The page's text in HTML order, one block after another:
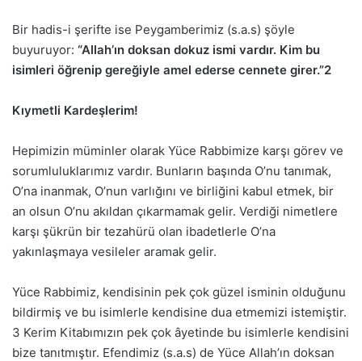
Bir hadis-i şerifte ise Peygamberimiz (s.a.s) şöyle
buyuruyor: “Allah’ın doksan dokuz ismi vardır. Kim bu
isimleri öğrenip gereğiyle amel ederse cennete girer.”2
Kıymetli Kardeşlerim!
Hepimizin müminler olarak Yüce Rabbimize karşı görev ve
sorumluluklarımız vardır. Bunların başında O’nu tanımak,
O’na inanmak, O’nun varlığını ve birliğini kabul etmek, bir
an olsun O’nu akıldan çıkarmamak gelir. Verdiği nimetlere
karşı şükrün bir tezahürü olan ibadetlerle O’na
yakınlaşmaya vesileler aramak gelir.
Yüce Rabbimiz, kendisinin pek çok güzel isminin olduğunu
bildirmiş ve bu isimlerle kendisine dua etmemizi istemiştir.
3 Kerim Kitabımızın pek çok âyetinde bu isimlerle kendisini
bize tanıtmıştır. Efendimiz (s.a.s) de Yüce Allah’ın doksan